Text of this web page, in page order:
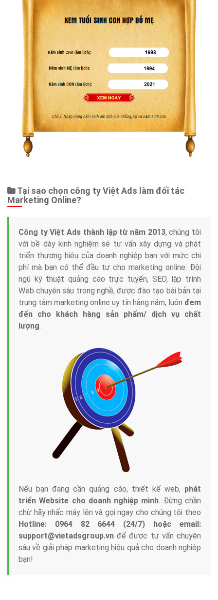
Tại sao chọn công ty Việt Ads làm đối tác
Marketing Online?
Công ty Việt Ads thành lập từ năm 2013, chúng tôi
với bề dày kinh nghiệm sẽ tư vấn xây dựng và phát
triển thương hiệu của doanh nghiệp bạn với mức chi
phí mà bạn có thể đầu tư cho marketing online. Đội
ngũ kỹ thuật quảng cáo trực tuyến, SEO, lập trình
Web chuyên sâu trong nghề, được đào tạo bài bản tại
trung tâm marketing online uy tín hàng năm, luôn đem
đến cho khách hàng sản phẩm/ dịch vụ chất
lượng.
Nếu bạn đang cần quảng cáo, thiết kế web, phát
triển Website cho doanh nghiệp mình. Đừng chần
chừ hãy nhấc máy lên và gọi ngay cho chúng tôi theo
Hotline: 0964 82 6644 (24/7) hoặc email:
support@vietadsgroup.vn để được tư vấn chuyên
sâu về giải pháp marketing hiệu quả cho doanh nghiệp
bạn!